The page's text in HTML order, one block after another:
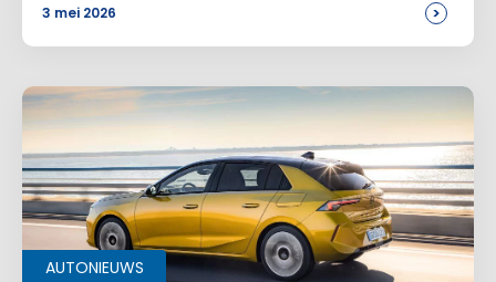
3 mei 2026 >
AUTONIEUWS